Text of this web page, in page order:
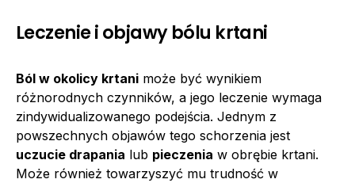
Leczenie i objawy bólu krtani
Ból w okolicy krtani może być wynikiem
różnorodnych czynników, a jego leczenie wymaga
zindywidualizowanego podejścia. Jednym z
powszechnych objawów tego schorzenia jest
uczucie drapania lub pieczenia w obrębie krtani.
Może również towarzyszyć mu trudność w